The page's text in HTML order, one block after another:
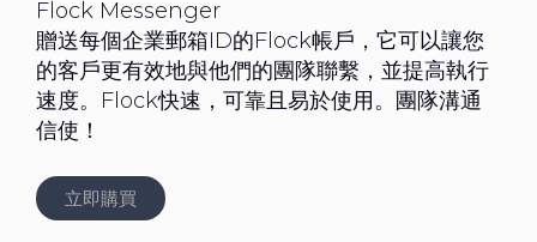
Flock Messenger
贈送每個企業郵箱ID的Flock帳戶，它可以讓您
的客戶更有效地與他們的團隊聯繫，並提高執行
速度。Flock快速，可靠且易於使用。團隊溝通
信使！
立即購買